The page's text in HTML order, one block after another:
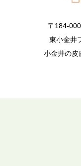
〒184-
東小金井
小金井の皮